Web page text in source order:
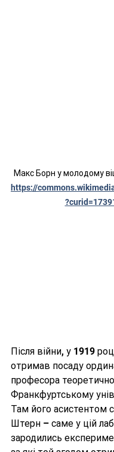
Макс Борн у молодому
https://
Після війни, у 1919
отримав посаду
професора
Франкфуртському
Там його асистентом
Штерн – саме у цій
зародились